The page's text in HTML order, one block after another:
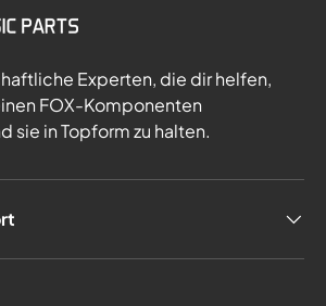
Experten, die dir helfen,
FOX-Komponenten
sie in Topform zu halten.